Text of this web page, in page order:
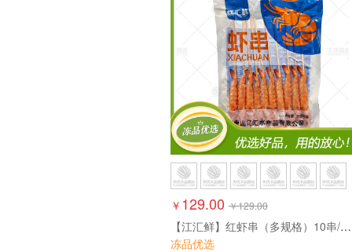
￥ 129.00 ￥129.00
【江汇鲜】红虾串（多规格）10串/包*10包
冻品优选